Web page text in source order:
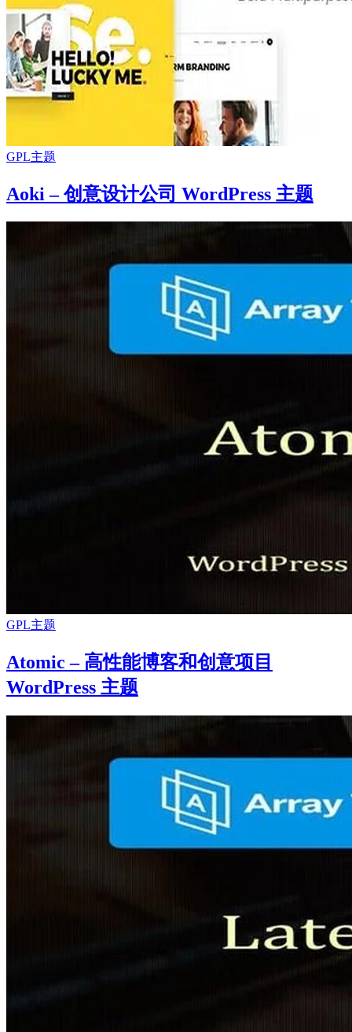
GPL主题
Aoki – 创意设计公司 WordPress 主题
GPL主题
Atomic – 高性能博客和创意项目
WordPress 主题